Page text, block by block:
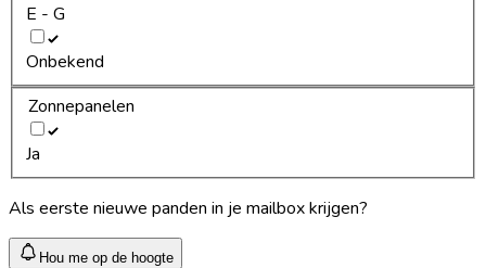
E - G
Onbekend
Zonnepanelen
Ja
Als eerste nieuwe panden in je mailbox krijgen?
Hou me op de hoogte